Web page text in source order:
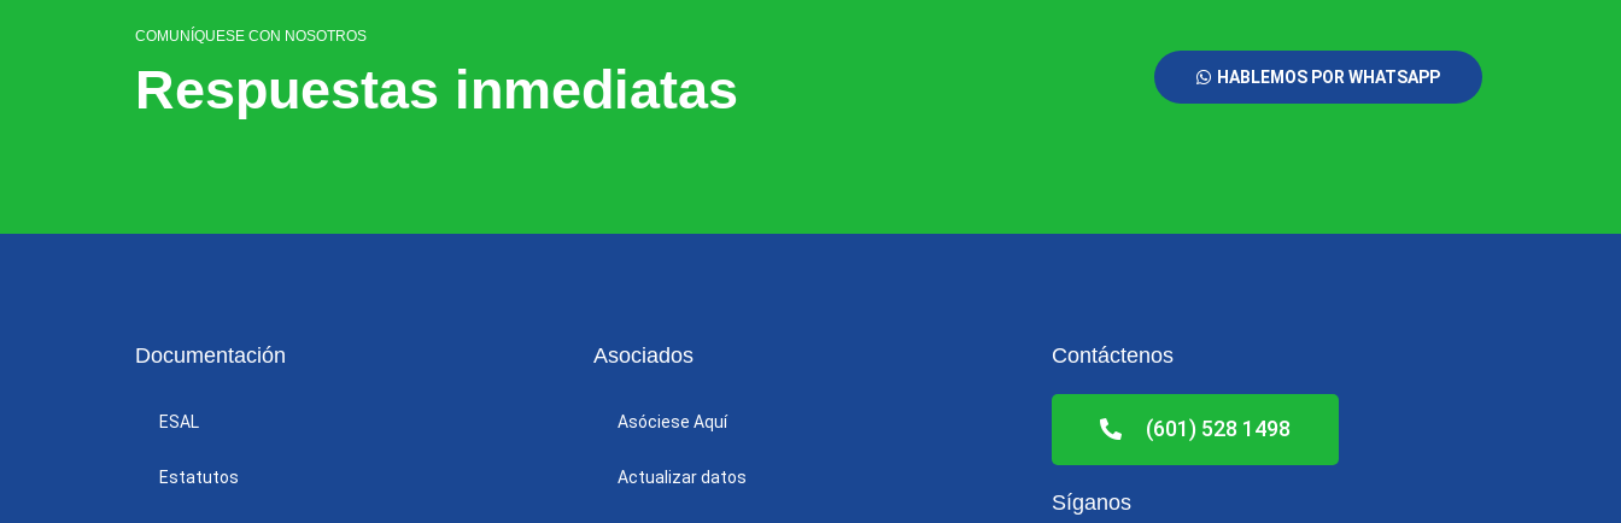
COMUNÍQUESE CON NOSOTROS
Respuestas inmediatas HABLEMOS POR WHATSAPP
Documentación
ESAL
Estatutos
Asociados
Asóciese Aquí
Actualizar datos
Contáctenos
(601) 528 1498
Síganos